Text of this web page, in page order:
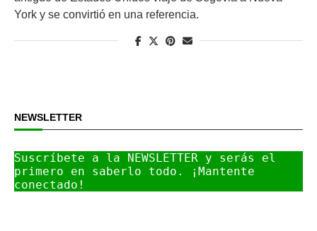
York y se convirtió en una referencia.
NEWSLETTER
Suscríbete a la NEWSLETTER y serás el
primero en saberlo todo. ¡Mantente
conectado!